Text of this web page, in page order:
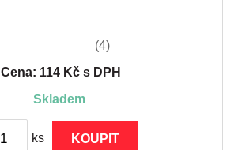
(4)
Cena: 114 Kč s DPH
skladem
ks KOUPIT